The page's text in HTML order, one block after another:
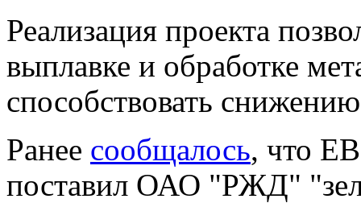
Реализация проекта
выплавке и обработке
способствовать
Ранее сообщалось, что
поставил ОАО "РЖД"